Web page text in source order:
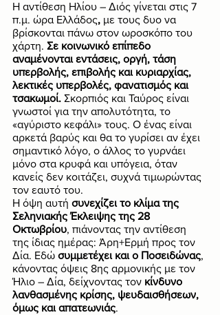
Η αντίθεση Ηλίου – Διός γίνεται στις 7
π.μ. ώρα Ελλάδος, με τους δυο να
βρίσκονται πάνω στον ωροσκόπο του
χάρτη. Σε κοινωνικό επίπεδο
αναμένονται εντάσεις, οργή, τάση
υπερβολής, επιβολής και κυριαρχίας,
λεκτικές υπερβολές, φανατισμός και
τσακωμοί. Σκορπιός και Ταύρος είναι
γνωστοί για την απολυτότητα, το
«αγύριστο κεφάλι» τους. Ο ένας είναι
αρκετά βαρύς και θα το γυρίσει αν έχει
σημαντικό λόγο, ο άλλος το γυρνάει
μόνο στα κρυφά και υπόγεια, όταν
κανείς δεν κοιτάζει, συχνά τιμωρώντας
τον εαυτό του.
Η όψη αυτή συνεχίζει το κλίμα της
Σεληνιακής Έκλειψης της 28
Οκτωβρίου, πιάνοντας την αντίθεση
της ίδιας ημέρας: Άρη+Ερμή προς τον
Δία. Εδώ συμμετέχει και ο Ποσειδώνας,
κάνοντας όψεις 8ης αρμονικής με τον
Ήλιο – Δία, δείχνοντας τον κίνδυνο
λανθασμένης κρίσης, ψευδαισθήσεων,
όμως και απατεωνιάς.